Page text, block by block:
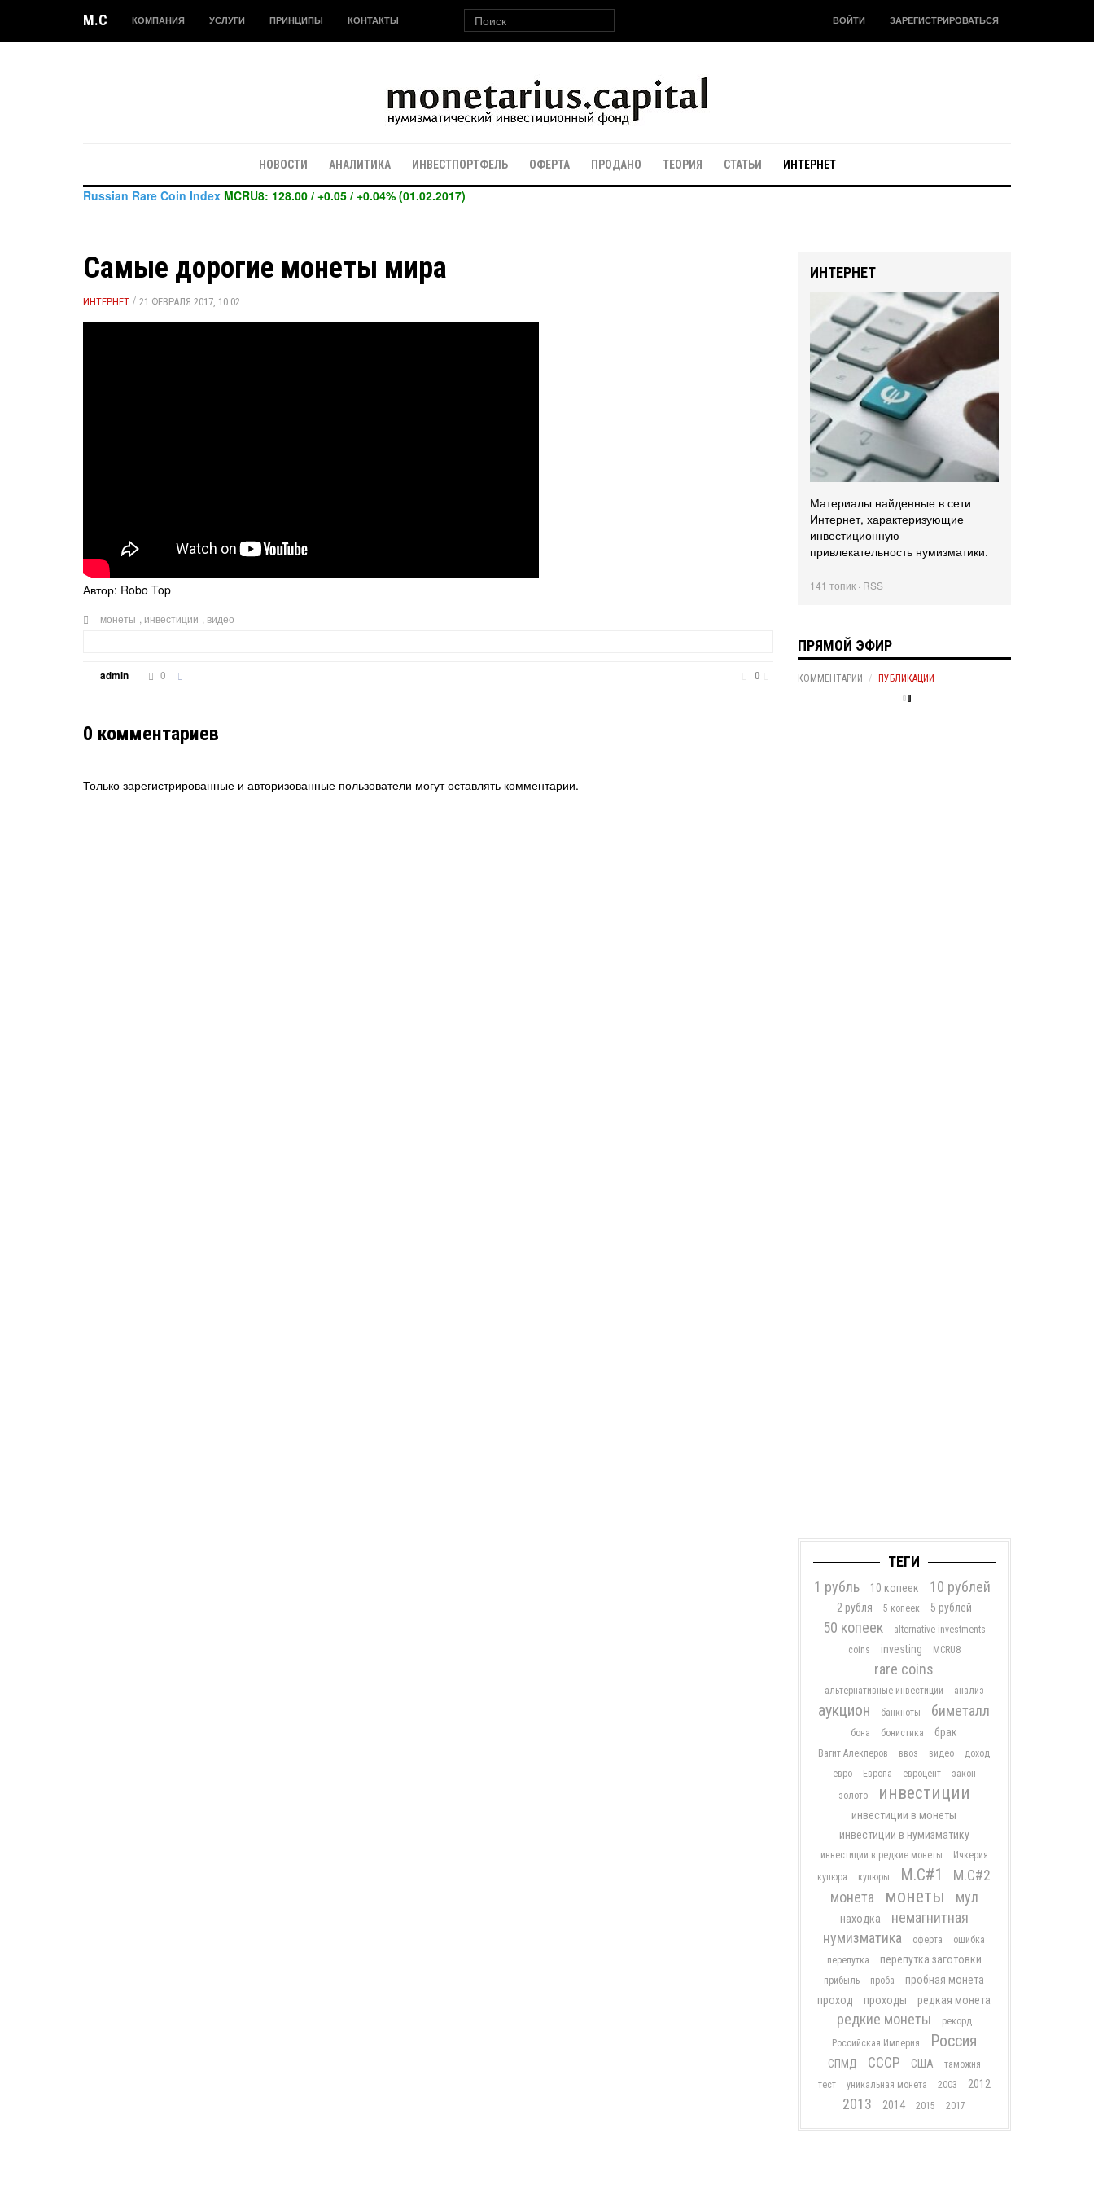
M.C КОМПАНИЯ УСЛУГИ ПРИНЦИПЫ КОНТАКТЫ ВОЙТИ ЗАРЕГИСТРИРОВАТЬСЯ
НОВОСТИ АНАЛИТИКА ИНВЕСТПОРТФЕЛЬ ОФЕРТА ПРОДАНО ТЕОРИЯ СТАТЬИ ИНТЕРНЕТ
Russian Rare Coin Index MCRU8: 128.00 / +0.05 / +0.04% (01.02.2017)
Самые дорогие монеты мира
ИНТЕРНЕТ / 21 ФЕВРАЛЯ 2017, 10:02
Автор: Robo Top
монеты инвестиции видео
admin 0 0
0 комментариев
Только зарегистрированные и авторизованные пользователи могут оставлять комментарии.
ИНТЕРНЕТ
Материалы найденные в сети
Интернет, характеризующие
инвестиционную
привлекательность нумизматики.
141 топик · RSS
ПРЯМОЙ ЭФИР
КОММЕНТАРИИ ПУБЛИКАЦИИ
ТЕГИ
1 рубль
10 копеек 10 рублей
2 рубля 5 копеек 5 рублей
50 копеек
alternative investments
coins
investing MCRU8
rare coins
альтернативные инвестиции анализ
аукцион банкноты биметалл
бона бонистика брак
Вагит Алекперов ввоз видео
доход
евро
Европа евроцент
закон
золото
инвестиции
инвестиции в монеты
инвестиции в нумизматику
инвестиции в редкие монеты
Ичкерия
купюра
купюры М.С#1
М.С#2
монета
монеты мул
находка
немагнитная
нумизматика
оферта
ошибка
перепутка
перепутка заготовки
прибыль проба
пробная монета
проход
проходы редкая монета
редкие монеты
рекорд
Российская Империя
Россия
СПМД СССР США
таможня
тест
уникальная монета 2003 2012
2013 2014 2015 2017